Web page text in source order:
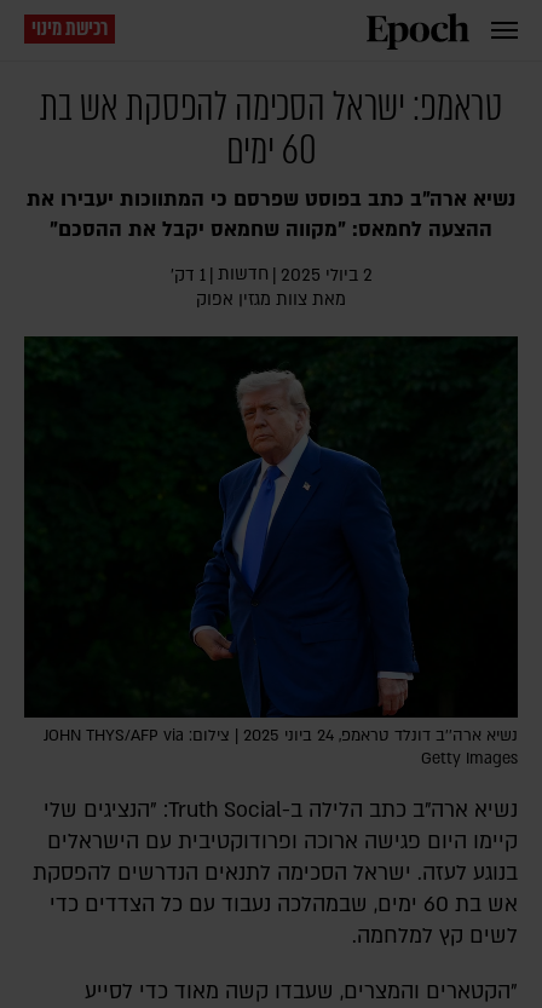
רכישת מינוי
טראמפ: ישראל הסכימה להפסקת אש בת
60 ימים
נשיא ארה"ב כתב בפוסט שפרסם כי המתווכות יעבירו את
ההצעה לחמאס: "מקווה שחמאס יקבל את ההסכם"
2 ביולי 2025 | חדשות | 1 דק׳
מאת צוות מגזין אפוק
נשיא ארה''ב דונלד טראמפ, 24 ביוני 2025 | צילום: JOHN THYS/AFP via
Getty Images
נשיא ארה"ב כתב הלילה ב-Truth Social: "הנציגים שלי
קיימו היום פגישה ארוכה ופרודוקטיבית עם הישראלים
בנוגע לעזה. ישראל הסכימה לתנאים הנדרשים להפסקת
אש בת 60 ימים, שבמהלכה נעבוד עם כל הצדדים כדי
לשים קץ למלחמה.
"הקטארים והמצרים, שעבדו קשה מאוד כדי לסייע